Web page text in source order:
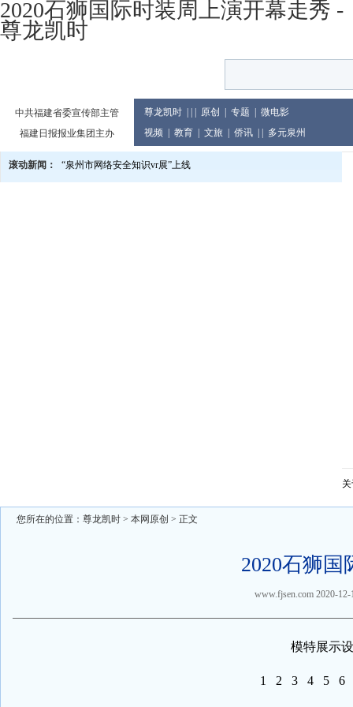
2020石狮国际时装周上演开幕走秀 -
尊龙凯时
中共福建省委宣传部主管
福建日报报业集团主办
尊龙凯时 原创 专题
微电影
视频
教育 文旅 侨讯 多元泉州
滚动新闻： “泉州市网络安全知识vr展”上线
您所在的位置： 尊龙凯时 > 本网原创 > 正文
2020石狮
www.fjsen.com 2020-12-
模特展示
1 2 3 4 5 6